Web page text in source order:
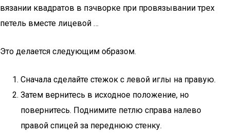
вязании квадратов в пэчворке при провязывании трех
петель вместе лицевой …
Это делается следующим образом.
Сначала сделайте стежок с левой иглы на правую.
Затем вернитесь в исходное положение, но
повернитесь. Поднимите петлю справа налево
правой спицей за переднюю стенку.